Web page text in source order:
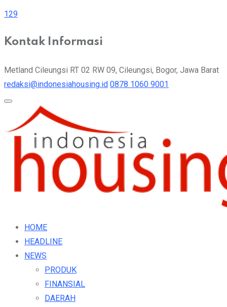
129
Kontak Informasi
Metland Cileungsi RT 02 RW 09, Cileungsi, Bogor, Jawa Barat
redaksi@indonesiahousing.id 0878 1060 9001
HOME
HEADLINE
NEWS
PRODUK
FINANSIAL
DAERAH